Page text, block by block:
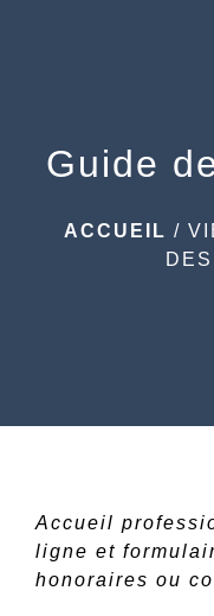
Guide
ACCUEIL /
Accueil
ligne et
honoraires ou